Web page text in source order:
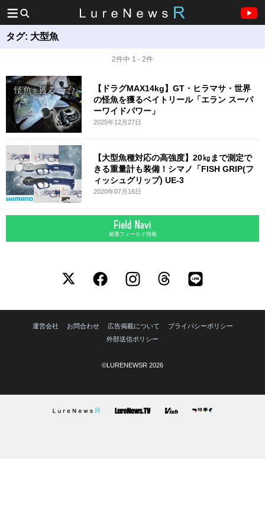
タグ: 大型魚
2件中 1 - 2件
【ドラグMAX14kg】GT・ヒラマサ・世界
の怪魚を獲るベイトリール「エラン スーパ
ーワイドパワー」
2025年12月27日
【大型魚種対応の高強度】20㎏まで測定で
きる重量計も装備！シマノ「FISH GRIP(フ
ィッシュグリップ) UE-3
2020年07月16日
厳選フィールド情報
運営会社 お問合わせ 広告掲載について
プライバシーポリシー
外部送信ポリシー
©LURENEWSR 2026